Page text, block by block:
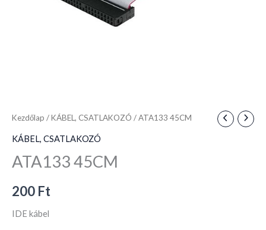
Kezdőlap /KÁBEL, CSATLAKOZÓ / ATA133 45CM
KÁBEL, CSATLAKOZÓ
ATA133 45CM
200 Ft
IDE kábel